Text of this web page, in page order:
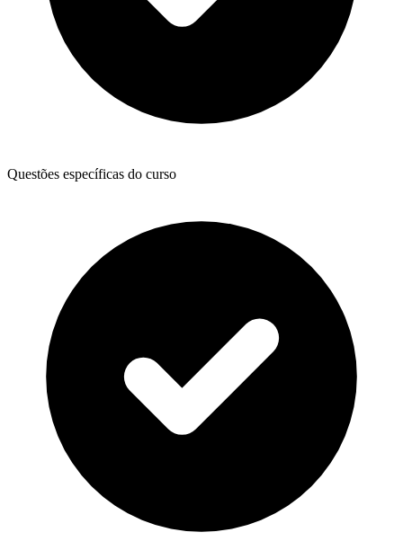
Questões específicas do curso